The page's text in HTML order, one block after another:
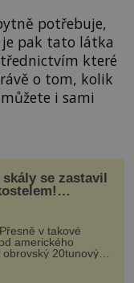
potřebuje,
je pak tato látka
které
o tom, kolik
i sami
se zastavil
boží síla?
v takové
amerického
20tunový